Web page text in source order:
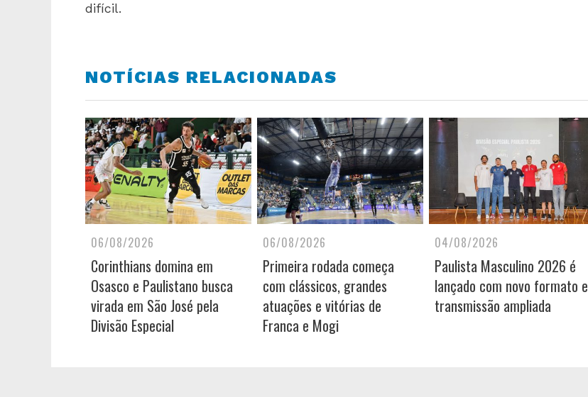
difícil.
NOTÍCIAS RELACIONADAS
06/08/2026
Corinthians domina em
Osasco e Paulistano busca
virada em São José pela
Divisão Especial
06/08/2026
Primeira rodada começa
com clássicos, grandes
atuações e vitórias de
Franca e Mogi
04/08/2026
Paulista Masculino 2026 é
lançado com novo formato e
transmissão ampliada